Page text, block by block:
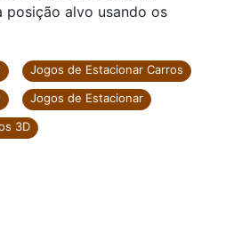
posição alvo usando os
Jogos de Estacionar Carros
Jogos de Estacionar
3D